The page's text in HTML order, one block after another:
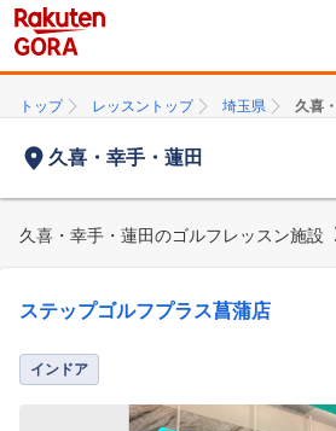
トップ レッスントップ 埼玉県 久喜
久喜・幸手・蓮田
久喜・幸手・蓮田のゴルフレッスン施設
ステップゴルフプラス菖蒲店
インドア